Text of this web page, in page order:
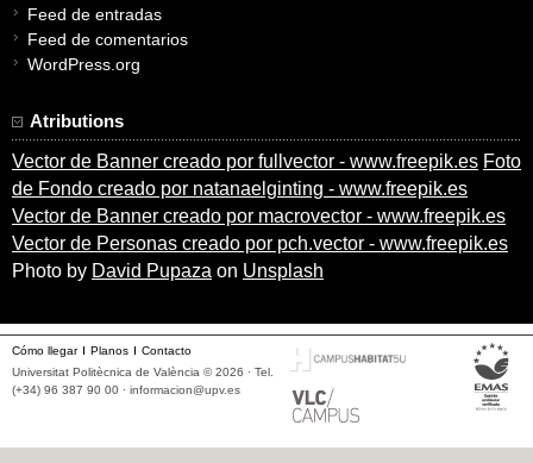
Feed de entradas
Feed de comentarios
WordPress.org
Atributions
Vector de Banner creado por fullvector - www.freepik.es Foto
de Fondo creado por natanaelginting - www.freepik.es
Vector de Banner creado por macrovector - www.freepik.es
Vector de Personas creado por pch.vector - www.freepik.es
Photo by David Pupaza on Unsplash
Cómo llegar Planos
Contacto
Universitat Politècnica de València © 2026 · Tel.
(+34) 96 387 90 00 · informacion@upv.es